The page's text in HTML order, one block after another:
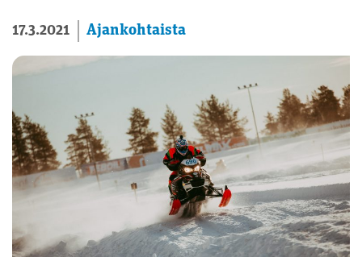
17.3.2021 Ajankohtaista